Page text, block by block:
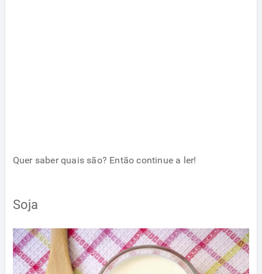
Quer saber quais são? Então continue a ler!
Soja